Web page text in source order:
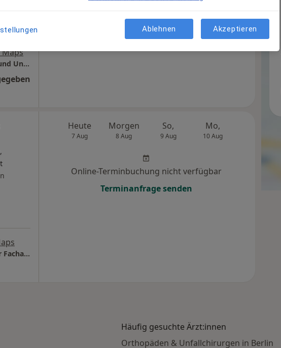
Maps
MVZ Policum Berlin Fennpfuhl - Orthopädie und Unfallchirurgie
Profil anzeigen
Privatpraxis Dr.med. Johannes Sommermeier Facharzt für Orthopädie und Unfallchirurgie
Heute
7 Aug
Morgen
8 Aug
So,
9 Aug
Mo,
10 Aug
Online-Terminbuchung nicht verfügbar
Terminanfrage senden
Häufig gesuchte Ärzt:innen
Orthopäden & Unfallchirurgen in Berlin
Ablehnen Akzeptieren